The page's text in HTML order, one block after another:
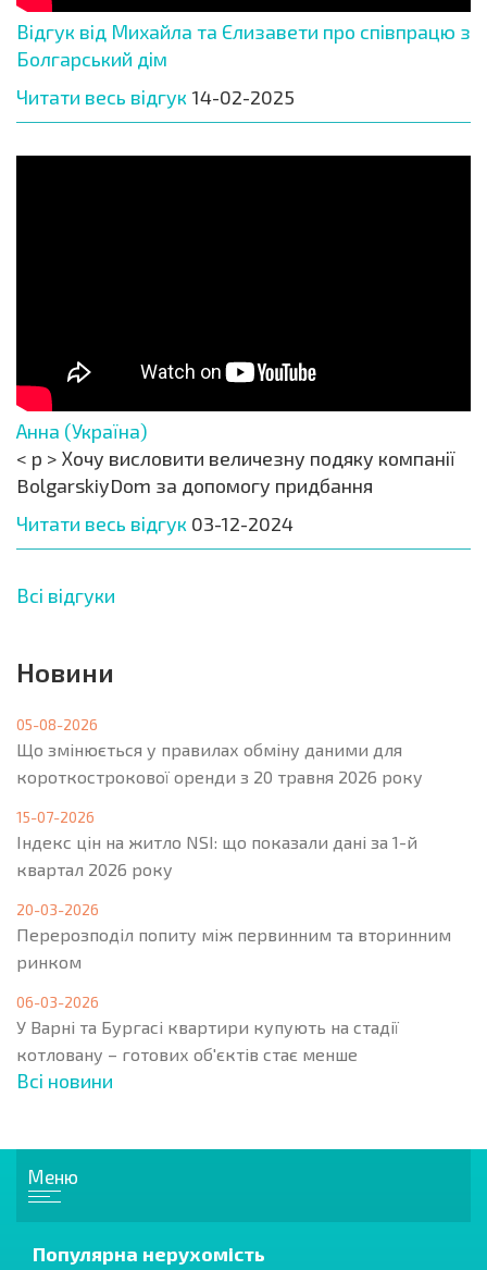
Відгук від Михайла та Єлизавети про співпрацю з
Болгарський дім
Читати весь відгук 14-02-2025
Анна (Україна)
< p > Хочу висловити величезну подяку компанії
BolgarskiyDom за допомогу придбання
Читати весь відгук 03-12-2024
Всі відгуки
Новини
05-08-2026
Що змінюється у правилах обміну даними для
короткострокової оренди з 20 травня 2026 року
15-07-2026
Індекс цін на житло NSI: що показали дані за 1-й
квартал 2026 року
20-03-2026
Перерозподіл попиту між первинним та вторинним
ринком
06-03-2026
У Варні та Бургасі квартири купують на стадії
котловану – готових об'єктів стає менше
Всі новини
Меню
Популярна нерухомість